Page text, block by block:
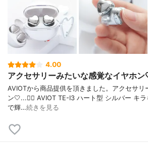
4.00
アクセサリーみたいな感覚なイヤホン
AVIOTから商品提供を頂きました。アクセサリ
ン🤍...👉🏻 AVIOT TE-I3 ハート型 シルバー キ
で輝…続きを見る